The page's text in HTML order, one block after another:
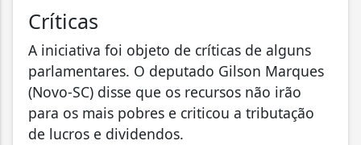
Críticas
A iniciativa foi objeto de críticas de alguns
parlamentares. O deputado Gilson Marques
(Novo-SC) disse que os recursos não irão
para os mais pobres e criticou a tributação
de lucros e dividendos.